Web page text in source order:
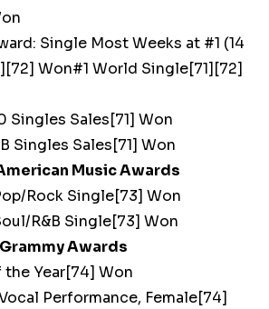
Single Most Weeks at #1 (14
Won#1 World Single[71][72]
Singles Sales[71] Won
Singles Sales[71] Won
Music Awards
Rock Single[73] Won
R&B Single[73] Won
Awards
the Year[74] Won
Performance, Female[74]